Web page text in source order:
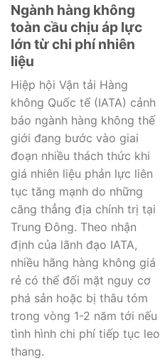
Ngành hàng không
toàn cầu chịu áp lực
lớn từ chi phí nhiên
liệu
Hiệp hội Vận tải Hàng
không Quốc tế (IATA) cảnh
báo ngành hàng không thế
giới đang bước vào giai
đoạn nhiều thách thức khi
giá nhiên liệu phản lực liên
tục tăng mạnh do những
căng thẳng địa chính trị tại
Trung Đông. Theo nhận
định của lãnh đạo IATA,
nhiều hãng hàng không giá
rẻ có thể đối mặt nguy cơ
phá sản hoặc bị thâu tóm
trong vòng 1-2 năm tới nếu
tình hình chi phí tiếp tục leo
thang.